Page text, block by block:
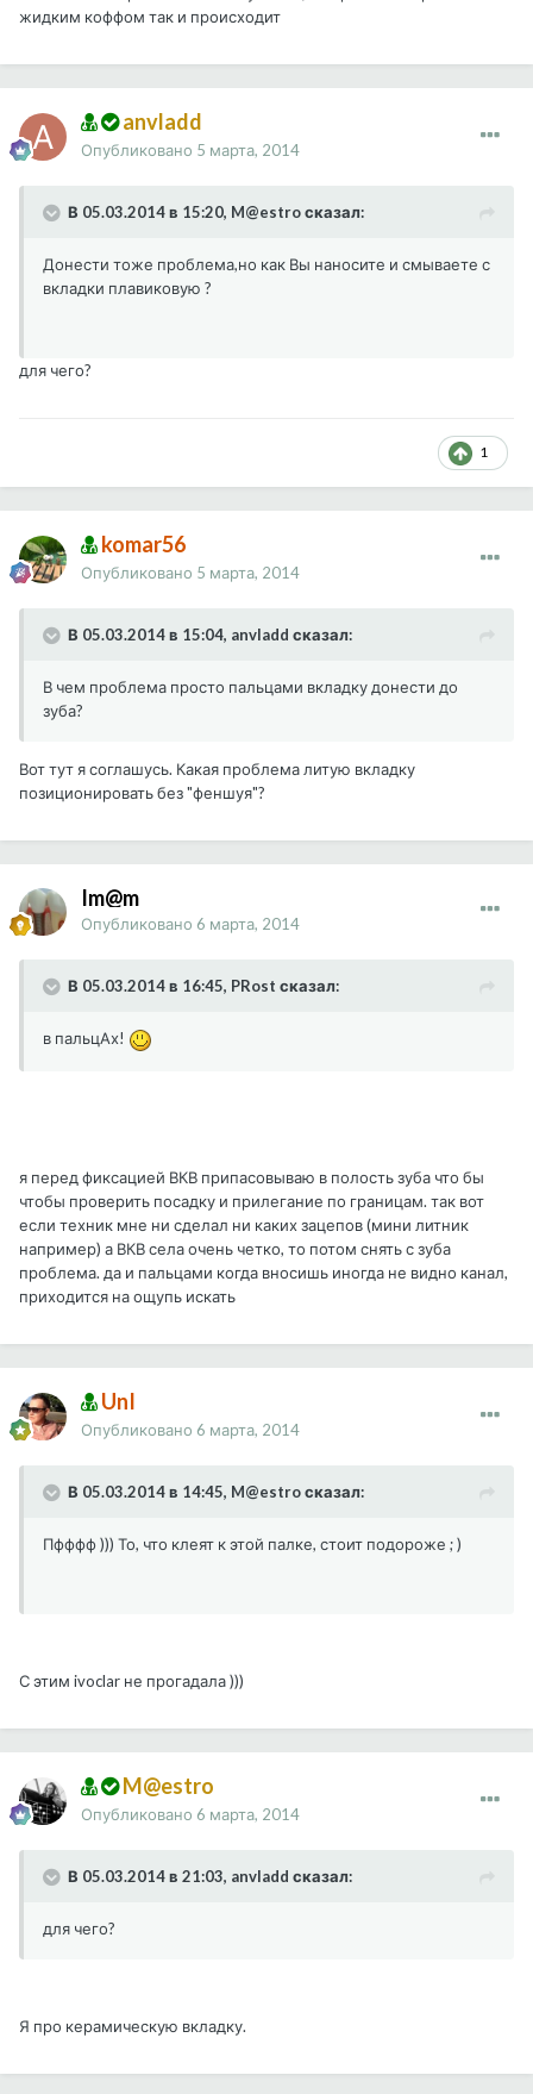
жидким коффом так и происходит
anvladd
Опубликовано 5 марта, 2014
В 05.03.2014 в 15:20, M@estro сказал:
Донести тоже проблема,но как Вы наносите и смываете с
вкладки плавиковую ?
для чего?
1
komar56
Опубликовано 5 марта, 2014
В 05.03.2014 в 15:04, anvladd сказал:
В чем проблема просто пальцами вкладку донести до
зуба?
Вот тут я соглашусь. Какая проблема литую вкладку
позиционировать без "феншуя"?
Im@m
Опубликовано 6 марта, 2014
В 05.03.2014 в 16:45, PRost сказал:
в пальцАх!
я перед фиксацией ВКВ припасовываю в полость зуба что бы
чтобы проверить посадку и прилегание по границам. так вот
если техник мне ни сделал ни каких зацепов (мини литник
например) а ВКВ села очень четко, то потом снять с зуба
проблема. да и пальцами когда вносишь иногда не видно канал,
приходится на ощупь искать
UnI
Опубликовано 6 марта, 2014
В 05.03.2014 в 14:45, M@estro сказал:
Пфффф ))) То, что клеят к этой палке, стоит подороже ; )
С этим ivoclar не прогадала )))
M@estro
Опубликовано 6 марта, 2014
В 05.03.2014 в 21:03, anvladd сказал:
для чего?
Я про керамическую вкладку.